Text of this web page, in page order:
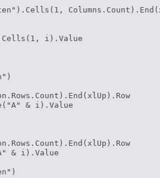
i).Value
& i).Value
& i).Value